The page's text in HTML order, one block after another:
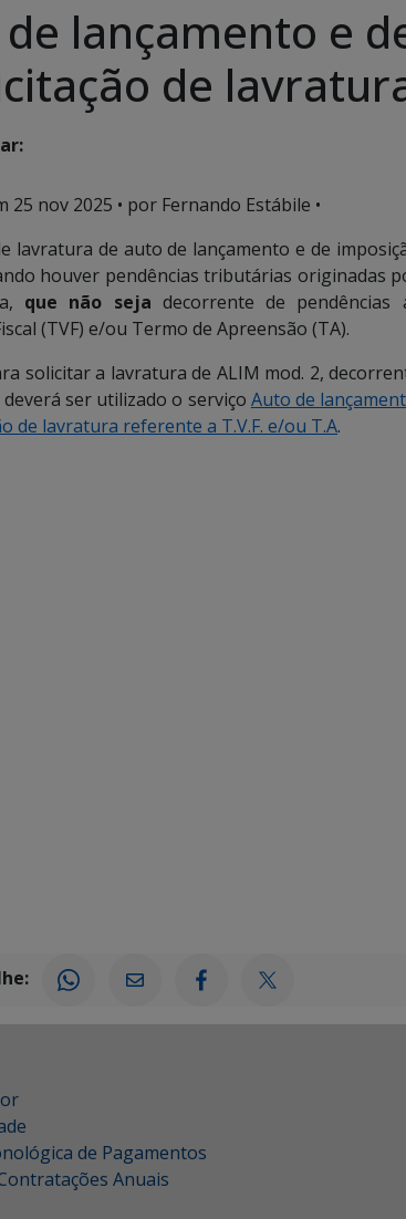
lançamento e
de
25 nov 2025 • por Fernando Estábile •
lavratura de auto de lançamento e de
houver pendências tributárias originadas
que não seja decorrente de
(TVF) e/ou Termo de Apreensão (TA).
solicitar a lavratura de ALIM mod. 2,
ser utilizado o serviço Auto de
de lavratura referente a T.V.F. e/ou T.A.
de Pagamentos
Anuais